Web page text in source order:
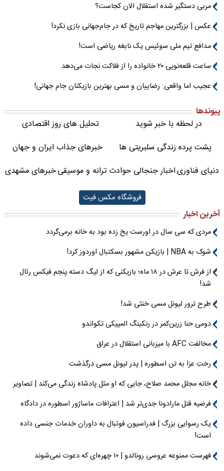
مربی دستگیر شده استقلال الان کجاست؟
عکس | بزرگترین مهاجم تاریخ که در جام‌جهانی بازی نکرد!
مدافع تیم ملی سوئیس یک نابغه ریاضی است!
ساعت قلعه‌نویی ۲۰ خانواده را از فلاکت نجات می‌دهد
عجیب اما واقعی: رضاییان و مسی بهترین بازیکنان جام جهانی!
پیوندها
در لحظه با خبر شوید
تحلیل های روز اقتصادی
پشت پرده زندگی سلبریتی ها
خبرهای جذاب ایران و جهان
دنیای فناوریاخبار جنجالی حوادثترانه و موسیقیخبرهای مشهدی
فروشگاه مکس فیت
آخرین اخبار
مردی که سی سال در اورست یخ زده بود به خانه برمی‌گردد
شوک به NBA | بازیکن مشهور بسکتبال اوردوز کرد!
از فرش تا عرش در ۱۸ ماه؛ بازیکنی که از لیگ دسته پنجم فیکس رئال
شد!
طرح ترور لیونل مسی خنثی شد!
دومی حنا زرین‌کمر در رنکینگ المپیکی تکواندو
مخالفت AFC با میزبانی استقلال در عراق
رختِ عزا به تن اسطوره | پدر لیونل مسی درگذشت
خانه مجلل محمد صلاح، جایی که او مثل پادشاه زندگی می‌کند | تصاویر
فرضیه قتل مارادونا جدی‌تر شد | اعترافات ماساژور اسطوره در دادگاه
یک رسوایی بزرگ | فدراسیون فوتبال به داوران خدمات جنسی داده
است!
فهرست ممنوعه عروسی رونالدو | ۱۰ چهره‌ای که دعوت نمی‌شوند